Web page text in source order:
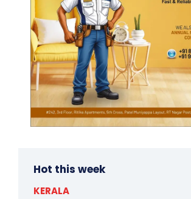
Hot this week
KERALA